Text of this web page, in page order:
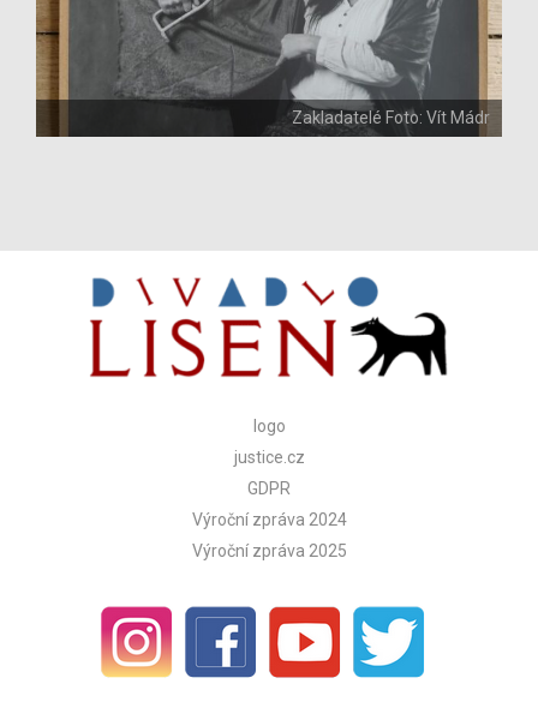
Zakladatelé Foto: Vít Mádr
logo
justice.cz
GDPR
Výroční zpráva 2024
Výroční zpráva 2025